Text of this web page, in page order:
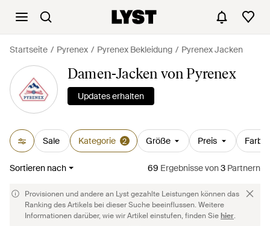
Startseite Pyrenex Pyrenex Bekleidung Pyrenex Jacken
Damen-Jacken von Pyrenex
Updates erhalten
Sale Kategorie 2 Größe Preis Farbe
Sortieren nach 69 Ergebnissevon3 Partnern
Provisionen und andere an Lyst gezahlte Leistungen können das
Ranking des Artikels bei dieser Suche beeinflussen. Weitere
Informationen darüber, wie wir Artikel einstufen, finden Siehier.